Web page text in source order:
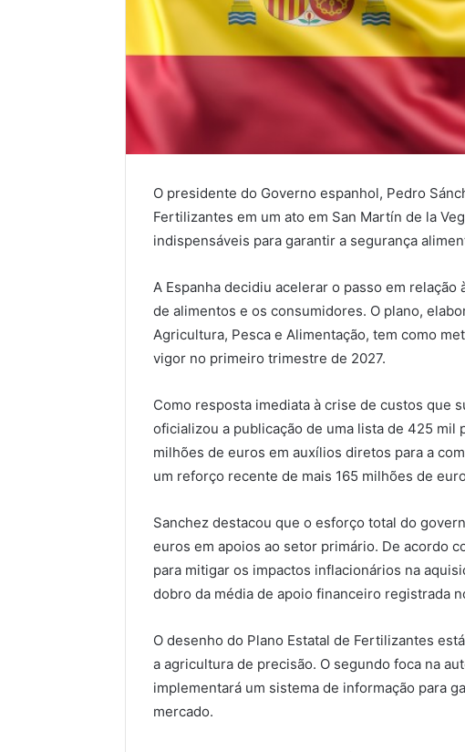
O presidente do Governo espanhol, Pedro
Fertilizantes em um ato em San Martín de la
indispensáveis para garantir a segurança
A Espanha decidiu acelerar o passo em
de alimentos e os consumidores. O plano,
Agricultura, Pesca e Alimentação, tem como
vigor no primeiro trimestre de 2027.
Como resposta imediata à crise de custos que
oficializou a publicação de uma lista de 425
milhões de euros em auxílios diretos para a
um reforço recente de mais 165 milhões de
Sanchez destacou que o esforço total do
euros em apoios ao setor primário. De acordo
para mitigar os impactos inflacionários na
dobro da média de apoio financeiro registrada
O desenho do Plano Estatal de Fertilizantes
a agricultura de precisão. O segundo foca na
implementará um sistema de informação para
mercado.